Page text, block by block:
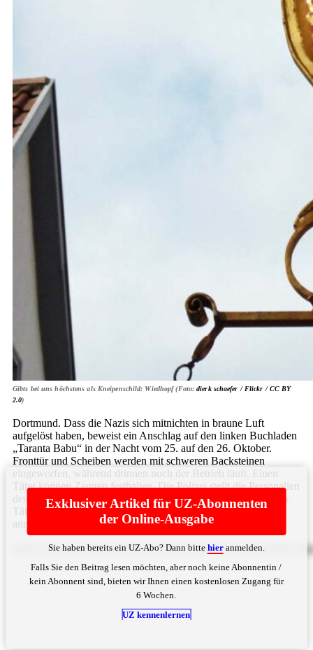
Gibts bei uns höchstens als Kneipenschild: Wiedhopf (Foto:dierk schaefer / Flickr / CC BY
2.0)
Dortmund. Dass die Nazis sich mitnichten in braune Luft
aufgelöst haben, beweist ein Anschlag auf den linken Buchladen
„Taranta Babu“ in der Nacht vom 25. auf den 26. Oktober.
Fronttür und Scheiben werden mit schweren Backsteinen
eingeworfen, während drinnen noch der Betrieb läuft. Einen
Täter können Zeugen festhalten. Die Polizei stellt die Personalien
des Mannes fest und erteilt ihm einen Platzverweis. Warum der
Täter nicht zumindest eine Nacht in der Zelle ... Bittehier
anmelden
dmVyYnJpbmdlbiBtdXNzdGU/
Exklusiver Artikel für UZ-Abonnenten
der Online-Ausgabe
Sie haben bereits ein UZ-Abo? Dann bitte hieranmelden.
Falls Sie den Beitrag lesen möchten, aber noch keine Abonnentin /
kein Abonnent sind, bieten wir Ihnen einen kostenlosen Zugang für
6 Wochen.
UZ kennenlernen